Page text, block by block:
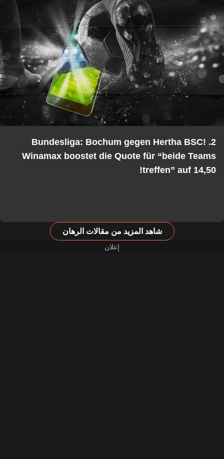
2. Bundesliga: Bochum gegen Hertha BSC!
Winamax boostet die Quote für “beide Teams
treffen” auf 14,50!
شاهد المزيد من مقالات الرهان